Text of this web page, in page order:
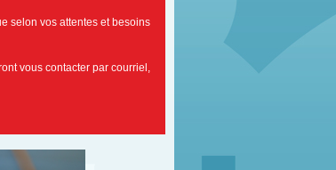
selon vos attentes et besoins
vous contacter par courriel,